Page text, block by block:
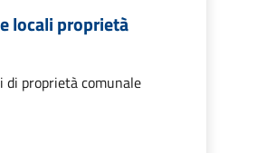
locali proprietà
di proprietà comunale